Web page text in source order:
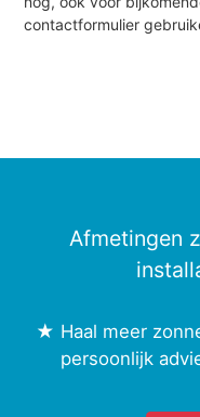
contactformulier
Afmetingen
★ Haal meer
persoonlijk